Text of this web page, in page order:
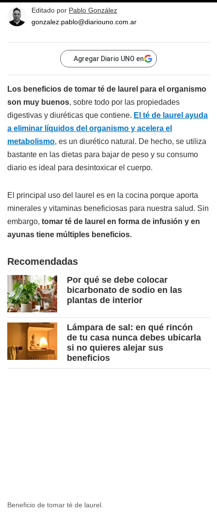
Editado por Pablo González
gonzalez.pablo@diariouno.com.ar
Agregar Diario UNO en
Los beneficios de tomar té de laurel para el organismo
son muy buenos, sobre todo por las propiedades
digestivas y diuréticas que contiene. El té de laurel ayuda
a eliminar líquidos del organismo y acelera el
metabolismo, es un diurético natural. De hecho, se utiliza
bastante en las dietas para bajar de peso y su consumo
diario es ideal para desintoxicar el cuerpo.
El principal uso del laurel es en la cocina porque aporta
minerales y vitaminas beneficiosas para nuestra salud. Sin
embargo, tomar té de laurel en forma de infusión y en
ayunas tiene múltiples beneficios.
Recomendadas
Por qué se debe colocar
bicarbonato de sodio en las
plantas de interior
Lámpara de sal: en qué rincón
de tu casa nunca debes ubicarla
si no quieres alejar sus
beneficios
Beneficio de tomar té de laurel.